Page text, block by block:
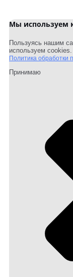
Мы используем
Пользуясь нашим
используем cookies.
Политика обработки
Принимаю